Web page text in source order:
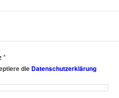
*
die Datenschutzerklärung